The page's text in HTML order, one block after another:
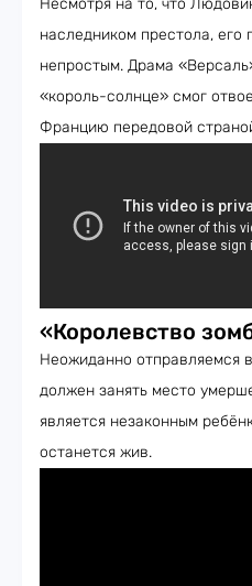
Несмотря на то, что
наследником престола, его
непростым. Драма
«король-солнце» смог
Францию передовой
«Королевство
Неожиданно отправляемся
должен занять место
является незаконным
останется жив.